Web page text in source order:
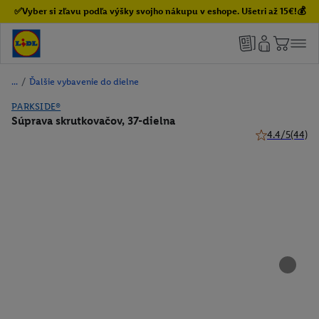
✅Vyber si zľavu podľa výšky svojho nákupu v eshope. Ušetri až 15€!💰
/ Ďalšie vybavenie do dielne
PARKSIDE®
Súprava skrutkovačov, 37-dielna
4.4/5(44)